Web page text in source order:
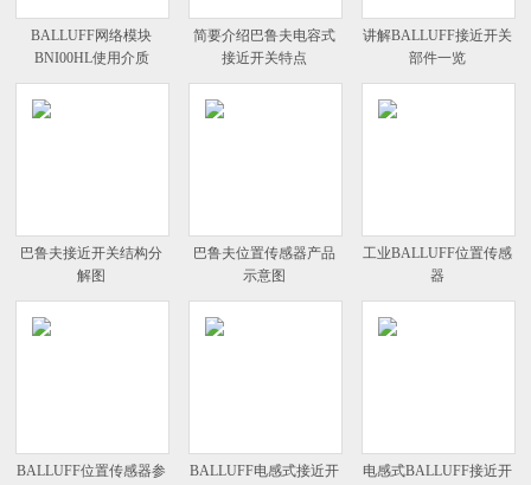
BALLUFF网络模块
BNI00HL使用介质
简要介绍巴鲁夫电容式
接近开关特点
讲解BALLUFF接近开关
部件一览
巴鲁夫接近开关结构分
解图
巴鲁夫位置传感器产品
示意图
工业BALLUFF位置传感
器
BALLUFF位置传感器参
BALLUFF电感式接近开
电感式BALLUFF接近开